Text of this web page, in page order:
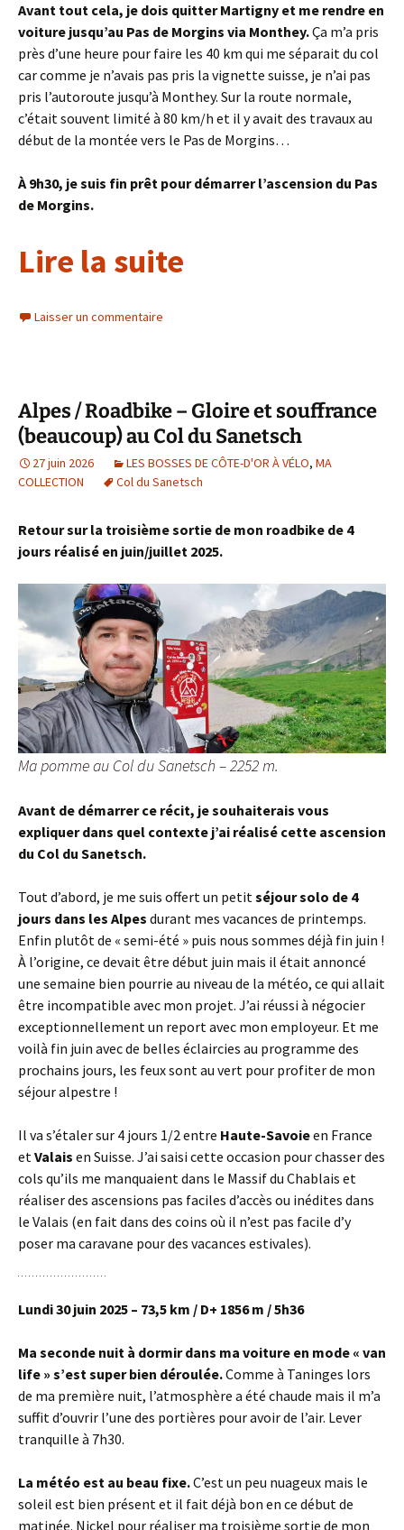
Avant tout cela, je dois quitter Martigny et me rendre en
voiture jusqu’au Pas de Morgins via Monthey.Ça m’a pris
près d’une heure pour faire les 40 km qui me séparait du col
car comme je n’avais pas pris la vignette suisse, je n’ai pas
pris l’autoroute jusqu’à Monthey. Sur la route normale,
c’était souvent limité à 80 km/h et il y avait des travaux au
début de la montée vers le Pas de Morgins…
À 9h30, je suis fin prêt pour démarrer l’ascension du Pas
de Morgins.
Lire la suite
Laisser un commentaire
Alpes / Roadbike – Gloire et souffrance
(beaucoup) au Col du Sanetsch
27 juin 2026 LES BOSSES DE CÔTE-D'OR À VÉLO, MA
COLLECTION
Col du Sanetsch
Retour sur la troisième sortie de mon roadbike de 4
jours réalisé en juin/juillet 2025.
Ma pomme au Col du Sanetsch – 2252 m.
Avant de démarrer ce récit, je souhaiterais vous
expliquer dans quel contexte j’ai réalisé cette ascension
du Col du Sanetsch.
Tout d’abord, je me suis offert un petitséjour solo de 4
jours dans les Alpes durant mes vacances de printemps.
Enfin plutôt de « semi-été » puis nous sommes déjà fin juin !
À l’origine, ce devait être début juin mais il était annoncé
une semaine bien pourrie au niveau de la météo, ce qui allait
être incompatible avec mon projet. J’ai réussi à négocier
exceptionnellement un report avec mon employeur. Et me
voilà fin juin avec de belles éclaircies au programme des
prochains jours, les feux sont au vert pour profiter de mon
séjour alpestre !
Il va s’étaler sur 4 jours 1/2 entre Haute-Savoieen France
etValais en Suisse. J’ai saisi cette occasion pour chasser des
cols qu’ils me manquaient dans le Massif du Chablais et
réaliser des ascensions pas faciles d’accès ou inédites dans
le Valais (en fait dans des coins où il n’est pas facile d’y
poser ma caravane pour des vacances estivales).
Lundi 30 juin 2025 – 73,5 km / D+ 1856 m / 5h36
Ma seconde nuit à dormir dans ma voiture en mode « van
life » s’est super bien déroulée.Comme à Taninges lors
de ma première nuit, l’atmosphère a été chaude mais il m’a
suffit d’ouvrir l’une des portières pour avoir de l’air. Lever
tranquille à 7h30.
La météo est au beau fixe.C’est un peu nuageux mais le
soleil est bien présent et il fait déjà bon en ce début de
matinée. Nickel pour réaliser ma troisième sortie de mon